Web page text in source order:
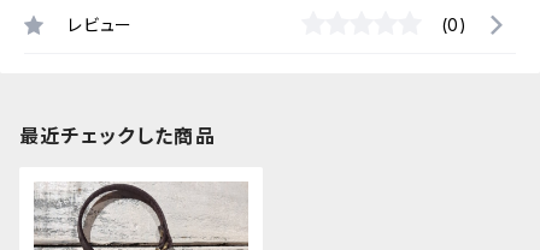
レビュー (0)
最近チェックした商品